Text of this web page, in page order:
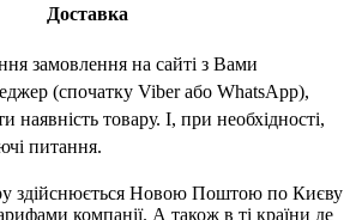
Доставка
замовлення на сайті з Вами
(спочатку Viber або WhatsApp),
наявність товару. І, при необхідності,
питання.
здійснюється Новою Поштою по Києву
компанії. А також в ті країни де